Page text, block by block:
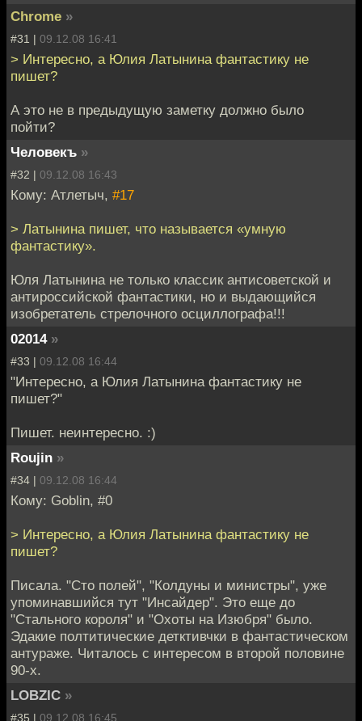
Chrome »
#31 | 09.12.08 16:41
> Интересно, а Юлия Латынина фантастику не
пишет?
А это не в предыдущую заметку должно было
пойти?
Человекъ »
#32 | 09.12.08 16:43
Кому: Атлетыч, #17
> Латынина пишет, что называется «умную
фантастику».
Юля Латынина не только классик антисоветской и
антироссийской фантастики, но и выдающийся
изобретатель стрелочного осциллографа!!!
02014 »
#33 | 09.12.08 16:44
"Интересно, а Юлия Латынина фантастику не
пишет?"
Пишет. неинтересно. :)
Roujin »
#34 | 09.12.08 16:44
Кому: Goblin, #0
> Интересно, а Юлия Латынина фантастику не
пишет?
Писала. "Сто полей", "Колдуны и министры", уже
упоминавшийся тут "Инсайдер". Это еще до
"Стального короля" и "Охоты на Изюбря" было.
Эдакие полтитические детктивчки в фантастическом
антураже. Читалось с интересом в второй половине
90-х.
LOBZIC »
#35 | 09.12.08 16:45